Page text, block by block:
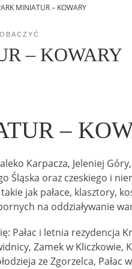
MINIATUR – KOWARY
– KOWARY
–
Karpacza, Jeleniej
Śląska oraz czeskiego i
jak pałace, klasztory,
na oddziaływanie
Pałac i letnia rezydencja
Zamek w Kliczkowie,
ze Zgorzelca,